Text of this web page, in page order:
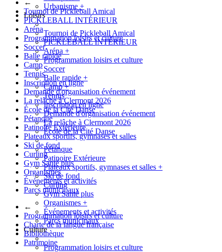
←
Tournoi de Pickleball Amical
PICKLEBALL INTÉRIEUR
Aréna
Programmation loisirs et culture
Soccer
Balle rapide
Camp
Tennis
Inscription en ligne
Demande d'organisation événement
La relâche à Clermont 2026
École de la Cité Danse
Pétanque
Patinoire Extérieure
Plateaux sportifs, gymnases et salles
Ski de fond
Curling
Gym Santé plus
Organismes
Événements et activités
Parcs municipaux
←
Programmation loisirs et culture
Charte de la langue française
Bibliothèque
Patrimoine
Urbanisme +
Loisirs
Tournoi de Pickleball Amical
PICKLEBALL INTÉRIEUR
Aréna +
Programmation loisirs et culture
Soccer
Balle rapide +
Camp+
Tennis
Inscription en ligne
Demande d'organisation événement
La relâche à Clermont 2026
École de la Cité Danse
Pétanque
Patinoire Extérieure
Plateaux sportifs, gymnases et salles +
Ski de fond
Curling
Gym Santé plus
Organismes +
Événements et activités
Parcs municipaux
Culture
Programmation loisirs et culture